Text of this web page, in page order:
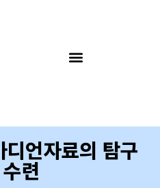
언자료의 탐구
련